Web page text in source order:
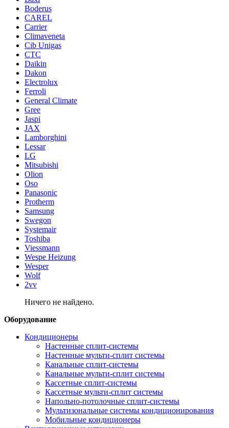
Boderus
CAREL
Carrier
Climaveneta
Cib Unigas
CTC
Daikin
Dakon
Electrolux
Ferroli
General Climate
Gree
Jaspi
JAX
Lamborghini
Lessar
LG
Mitsubishi
Olion
Oso
Panasonic
Protherm
Samsung
Swegon
Systemair
Toshiba
Viessmann
Wespe Heizung
Wesper
Wolf
2vv
Ничего не найдено.
Оборудование
Кондиционеры
Настенные сплит-системы
Настенные мульти-сплит системы
Канальные сплит-системы
Канальные мульти-сплит системы
Кассетные сплит-системы
Кассетные мульти-сплит системы
Напольно-потолочные сплит-системы
Мультизональные системы кондиционирования
Мобильные кондиционеры